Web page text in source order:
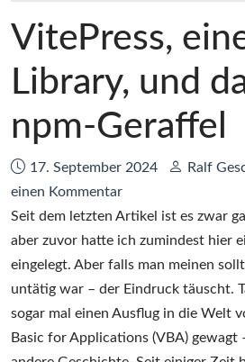
VitePress,
Library, und
npm-Geraffel
Datum:
17. September 2024 Autor:
Ralf
einen Kommentarzu
VitePress,
eine
Vue.js-
Library,
und
das
Seit dem letzten Artikel ist es zwar
aber zuvor hatte ich zumindest hier
eingelegt. Aber falls man meinen
untätig war – der Eindruck täuscht.
sogar mal einen Ausflug in die Welt
Basic for Applications (VBA) gewagt